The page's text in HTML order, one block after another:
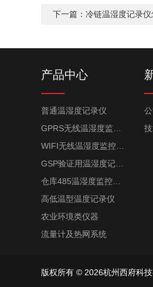
下一篇： 冷链温湿度记录
产品中心
普通温湿度记录仪
高低温型温度记录仪
农业环境类仪器
流量计及热网系统
版权所有 © 2026杭州西府科